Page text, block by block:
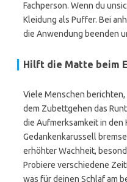
Fachperson. Wenn du
Kleidung als Puffer. Bei
die Anwendung beenden
Hilft die Matte beim
Viele Menschen
dem Zubettgehen das
die Aufmerksamkeit in den
Gedankenkarussell
erhöhter Wachheit,
Probiere verschiedene
was für deinen Schlaf am